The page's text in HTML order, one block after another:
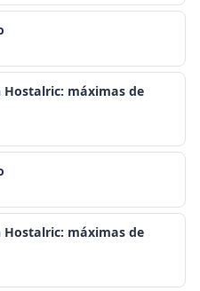
Hostalric: máximas de
Hostalric: máximas de